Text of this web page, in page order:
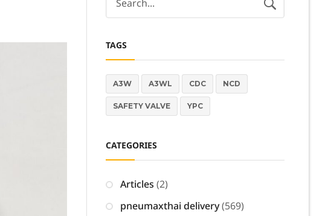
TAGS
A3W A3WL CDC NCD
SAFETY VALVE YPC
CATEGORIES
Articles (2)
pneumaxthai delivery(569)